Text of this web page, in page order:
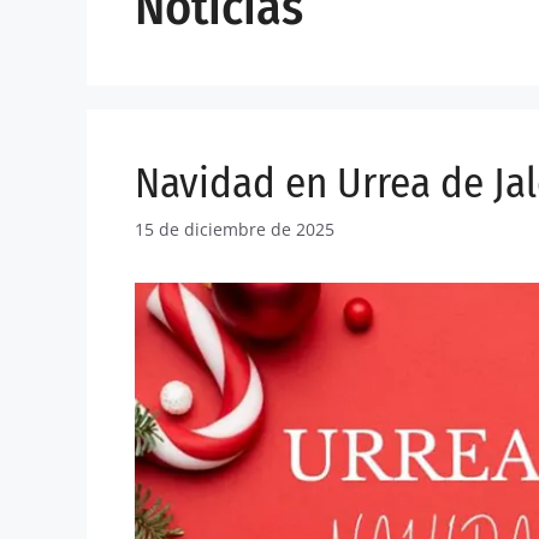
Navidad en Urrea de
15 de diciembre de 2025